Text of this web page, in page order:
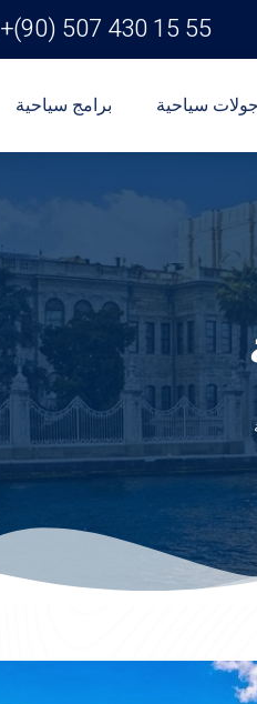
+(90) 507 430 15 55
برامج سياحية جولات سياحية